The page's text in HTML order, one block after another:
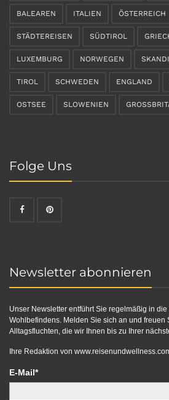
BALEAREN ITALIEN ÖSTERREICH
STÄDTEREISEN SÜDTIROL
LUXEMBURG NORWEGEN
TIROL SCHWEDEN ENGLAND
OSTSEE SLOWENIEN
Folge Uns
Newsletter abonnieren
Unser Newsletter entführt Sie regelmäßig in
Wohlbefindens. Melden Sie sich an und freuen
Alltagsfluchten, die wir Ihnen bis zu Ihrer
Ihre Redaktion von
E-Mail*